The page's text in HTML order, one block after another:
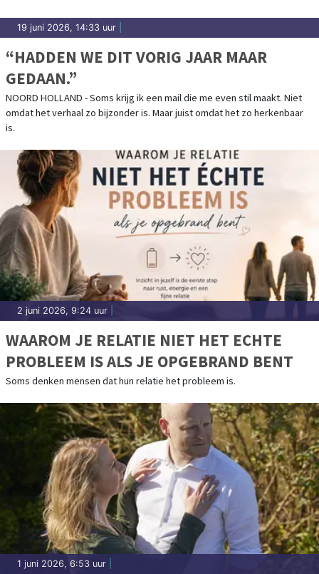
19 juni 2026, 14:33 uur
“HADDEN WE DIT VORIG JAAR MAAR
GEDAAN.”
NOORD HOLLAND - Soms krijg ik een mail die me even stil maakt. Niet
omdat het verhaal zo bijzonder is. Maar juist omdat het zo herkenbaar
is.
2 juni 2026, 9:24 uur
WAAROM JE RELATIE NIET HET ECHTE
PROBLEEM IS ALS JE OPGEBRAND BENT
Soms denken mensen dat hun relatie het probleem is.
1 juni 2026, 6:53 uur